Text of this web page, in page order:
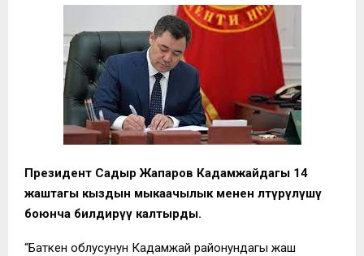
Президент Садыр Жапаров Кадамжайдагы 14
жаштагы кыздын мыкаачылык менен өлтүрүлүшү
боюнча билдирүү калтырды.
“Баткен облусунун Кадамжай районундагы жаш